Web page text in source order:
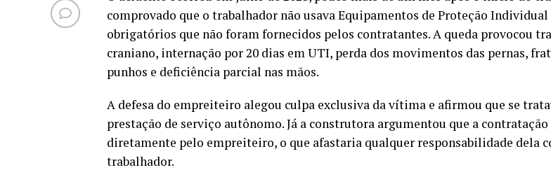
comprovado que o trabalhador não usava Equipamentos de Proteção Individual
obrigatórios que não foram fornecidos pelos contratantes. A queda provocou
craniano, internação por 20 dias em UTI, perda dos movimentos das pernas,
punhos e deficiência parcial nas mãos.
A defesa do empreiteiro alegou culpa exclusiva da vítima e afirmou que se
prestação de serviço autônomo. Já a construtora argumentou que a
diretamente pelo empreiteiro, o que afastaria qualquer responsabilidade dela
trabalhador.